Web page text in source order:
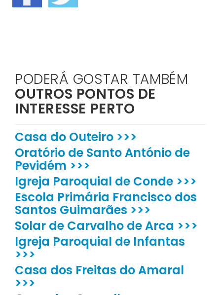
PODERÁ GOSTAR TAMBÉM
OUTROS PONTOS DE
INTERESSE PERTO
Casa do Outeiro >>>
Oratório de Santo António de
Pevidém >>>
Igreja Paroquial de Conde >>>
Escola Primária Francisco dos
Santos Guimarães >>>
Solar de Carvalho de Arca >>>
Igreja Paroquial de Infantas
>>>
Casa dos Freitas do Amaral
>>>